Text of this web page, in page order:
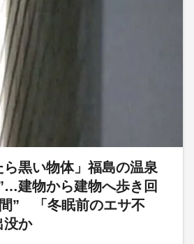
ら黒い物体」福島の温泉
建物から建物へ歩き回
” 「冬眠前のエサ不
没か